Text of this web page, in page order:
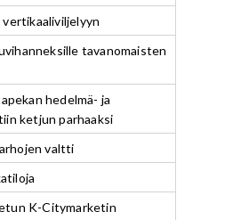
vertikaaliviljelyyn
tavanomaisten
hedelmä- ja
ketjun parhaaksi
valtti
K-Citymarketin